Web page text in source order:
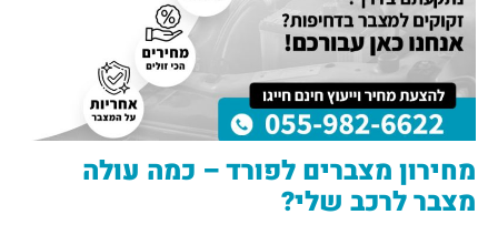
מחירון מצברים לפורד – כמה עולה
מצבר לרכב שלי?